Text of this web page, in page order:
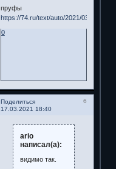
пруфы
https://74.ru/text/auto/2021/03/11/
0
Поделиться
6
17.03.2021 18:40
ario
написал(а):
видимо так.